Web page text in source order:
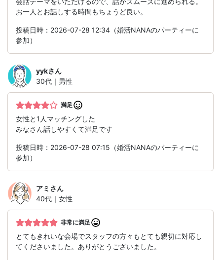
お一人とお話しする時間もちょうど良い。
投稿日時：2026-07-28 12:34（婚活NANAのパーティーに
参加）
yykさん
30代｜男性
満足
女性と1人マッチングした
みなさん話しやすくて満足です
投稿日時：2026-07-28 07:15（婚活NANAのパーティーに
参加）
アミ さん
40代｜女性
非常に満足
とてもきれいな会場でスタッフの方々もとても親切に対応し
てくださいました。ありがとうございました。